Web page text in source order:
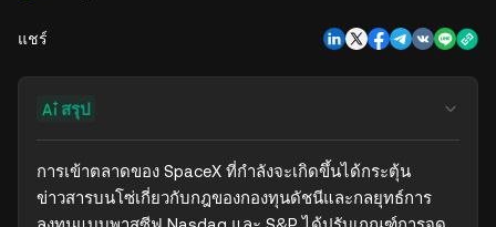
แชร์
สรุป
การเข้าตลาดของ SpaceX ที่กำลังจะเกิดขึ้นได้กระตุ้น
ข่าวสารบนโซ่เกี่ยวกับกฎของกองทุนดัชนีและกลยุทธ์การ